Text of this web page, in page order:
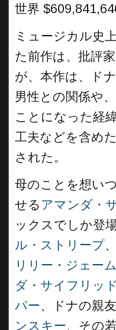
世界
ミュージカル史
た前作は、批評
が、本作は、ド
男性との関係や
ことになった経
工夫などを含め
された。
母のことを想い
せる アマンダ・
ックスでしか登
ル・ストリープ
リリー・ジェー
ダ・サイフリッド
パー、ドナの親友
ンスキー、その